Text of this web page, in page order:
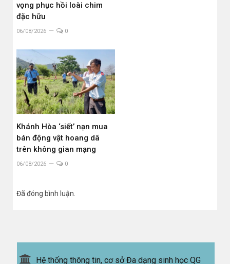
vọng phục hồi loài chim
đặc hữu
06/08/2026 0
Khánh Hòa ‘siết’ nạn mua
bán động vật hoang dã
trên không gian mạng
06/08/2026 0
Đã đóng bình luận.
Hệ thống thông tin, cơ sở Đa dạng sinh học QG